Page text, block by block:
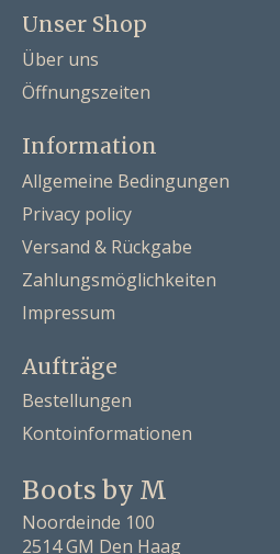
Unser Shop
Über uns
Öffnungszeiten
Information
Allgemeine Bedingungen
Privacy policy
Versand & Rückgabe
Zahlungsmöglichkeiten
Impressum
Aufträge
Bestellungen
Kontoinformationen
Boots by M
Noordeinde 100
2514 GM Den Haag